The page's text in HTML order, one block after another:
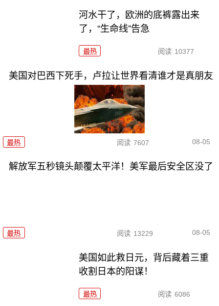
河水干了，欧洲的底裤露出来
了，“生命线”告急
最热 阅读 10377
美国对巴西下死手，卢拉让世界看清谁才是真朋友
最热 阅读 7607 08-05
解放军五秒镜头颠覆太平洋！美军最后安全区没了
最热 阅读 13229 08-05
美国如此救日元，背后藏着三重
收割日本的阳谋！
最热 阅读 6086